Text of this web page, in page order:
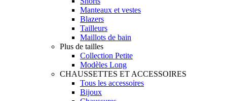
Manteaux et vestes
Blazers
Tailleurs
Maillots de bain
Plus de tailles
Collection Petite
Modèles Long
CHAUSSETTES ET ACCESSOIRES
Tous les accessoires
Bijoux